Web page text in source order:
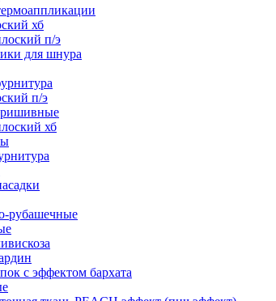
хб
п/э
для шнура
п/э
хб
рубашечные
с эффектом бархата